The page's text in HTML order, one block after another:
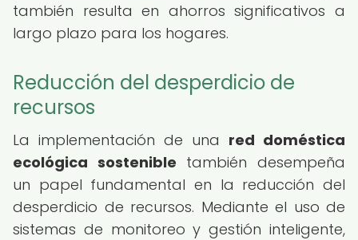
también resulta en ahorros significativos a
largo plazo para los hogares.
Reducción del desperdicio de
recursos
La implementación de una red doméstica
ecológica sostenible también desempeña
un papel fundamental en la reducción del
desperdicio de recursos. Mediante el uso de
sistemas de monitoreo y gestión inteligente,